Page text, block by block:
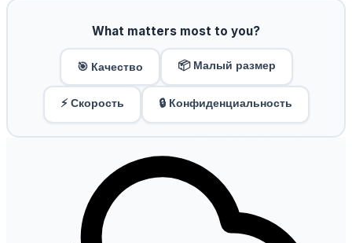
What matters most to you?
🎯 Качество 📦 Малый размер
⚡ Скорость 🔒 Конфиденциальность